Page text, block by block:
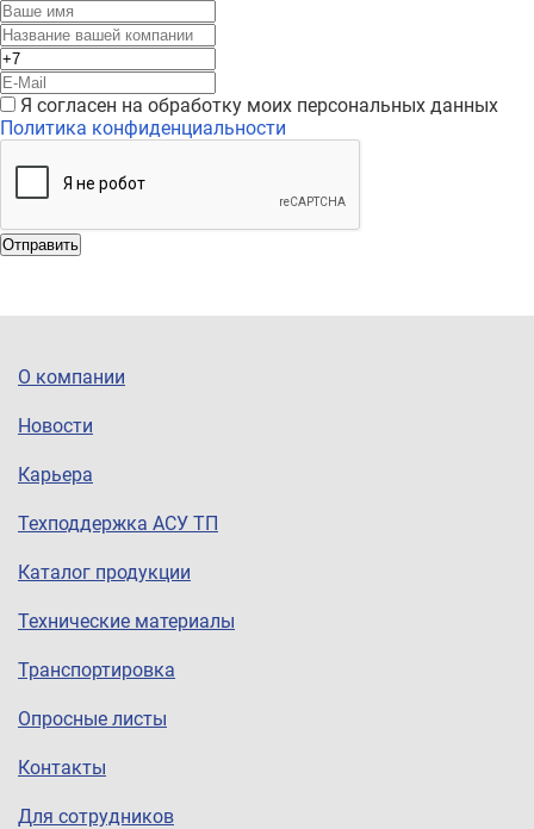
Я согласен на обработку моих персональных данных
Политика конфиденциальности
Отправить
О компании
Новости
Карьера
Техподдержка АСУ ТП
Каталог продукции
Технические материалы
Транспортировка
Опросные листы
Контакты
Для сотрудников